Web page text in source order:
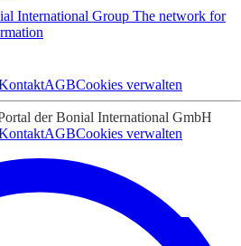
International Group The network for
AGBCookies verwalten
der Bonial International GmbH
AGBCookies verwalten